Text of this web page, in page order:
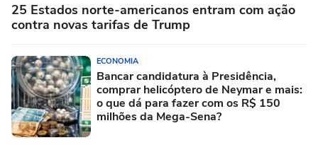
25 Estados norte-americanos entram com ação
contra novas tarifas de Trump
ECONOMIA
Bancar candidatura à Presidência,
comprar helicóptero de Neymar e mais:
o que dá para fazer com os R$ 150
milhões da Mega-Sena?